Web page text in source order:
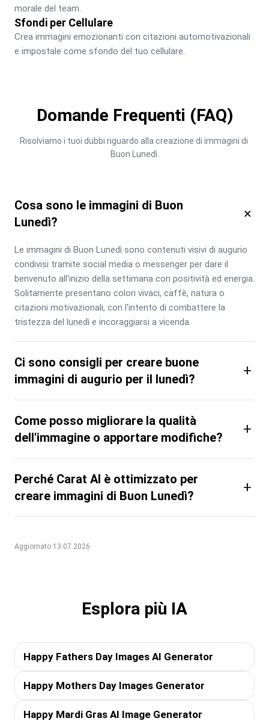
morale del team.
Sfondi per Cellulare
Crea immagini emozionanti con citazioni automotivazionali
e impostale come sfondo del tuo cellulare.
Domande Frequenti (FAQ)
Risolviamo i tuoi dubbi riguardo alla creazione di immagini di
Buon Lunedì.
Cosa sono le immagini di Buon
Lunedì?
×
Le immagini di Buon Lunedì sono contenuti visivi di augurio
condivisi tramite social media o messenger per dare il
benvenuto all'inizio della settimana con positività ed energia.
Solitamente presentano colori vivaci, caffè, natura o
citazioni motivazionali, con l'intento di combattere la
tristezza del lunedì e incoraggiarsi a vicenda.
Ci sono consigli per creare buone
immagini di augurio per il lunedì?
+
Come posso migliorare la qualità
dell'immagine o apportare modifiche?
+
Perché Carat AI è ottimizzato per
creare immagini di Buon Lunedì?
+
Aggiornato 13.07.2026
Esplora più IA
Happy Fathers Day Images AI Generator
Happy Mothers Day Images Generator
Happy Mardi Gras AI Image Generator